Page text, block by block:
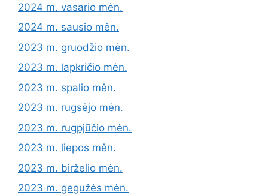
2024 m. vasario mėn.
2024 m. sausio mėn.
2023 m. gruodžio mėn.
2023 m. lapkričio mėn.
2023 m. spalio mėn.
2023 m. rugsėjo mėn.
2023 m. rugpjūčio mėn.
2023 m. liepos mėn.
2023 m. birželio mėn.
2023 m. gegužės mėn.